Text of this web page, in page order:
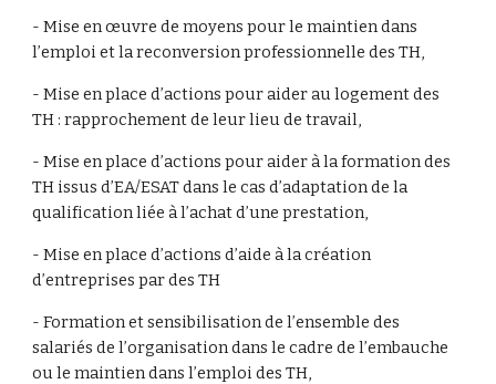
- Mise en œuvre de moyens pour le maintien dans
l’emploi et la reconversion professionnelle des TH,
- Mise en place d’actions pour aider au logement des
TH : rapprochement de leur lieu de travail,
- Mise en place d’actions pour aider à la formation des
TH issus d’EA/ESAT dans le cas d’adaptation de la
qualification liée à l’achat d’une prestation,
- Mise en place d’actions d’aide à la création
d’entreprises par des TH
- Formation et sensibilisation de l’ensemble des
salariés de l’organisation dans le cadre de l’embauche
ou le maintien dans l’emploi des TH,